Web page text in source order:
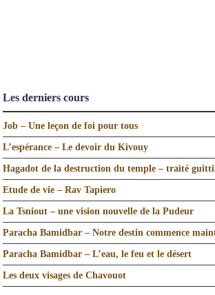
Les derniers cours
Job – Une leçon de foi pour tous
L’espérance – Le devoir du Kivouy
Hagadot de la destruction du temple – traité
Etude de vie – Rav Tapiero
La Tsniout – une vision nouvelle de la Pudeur
Paracha Bamidbar – Notre destin commence
Paracha Bamidbar – L’eau, le feu et le désert
Les deux visages de Chavouot